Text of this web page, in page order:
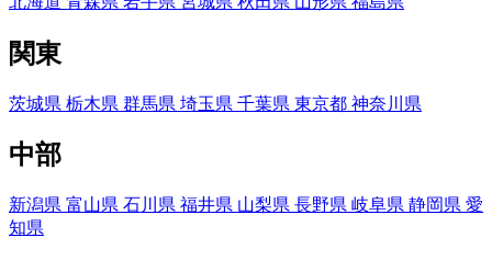
関東
茨城県 栃木県 群馬県 埼玉県 千葉県 東京都 神奈川県
中部
新潟県 富山県 石川県 福井県 山梨県 長野県 岐阜県 静岡県 愛
知県